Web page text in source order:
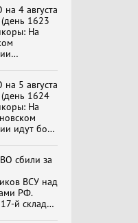
и
доказать!»
или
4 августа
1623
На
5 августа
1624
На
идут бои
сбили за
ВСУ над
РФ.
й склад